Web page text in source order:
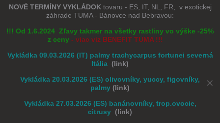
✕
NOVÉ TERMÍNY VYKLÁDOK tovaru - ES, IT, NL, FR, v exotickej
záhrade TUMA - Bánovce nad Bebravou:
!!! Od 1.6.2024 Zľavy takmer na všetky rastliny vo výške -25%
z ceny - viac viz BENEFIT TUMA !!!
Vykládka 09.03.2026 (IT) palmy trachycarpus fortunei severná
Itália (link)
Vykládka 20.03.2026 (ES) olivovníky, yuccy, figovníky,
palmy (link)
Vykládka 27.03.2026 (ES) banánovníky, trop.ovocie,
citrusy (link)